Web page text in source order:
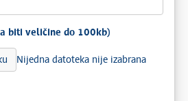
biti veličine do 100kb)
Nijedna datoteka nije izabrana